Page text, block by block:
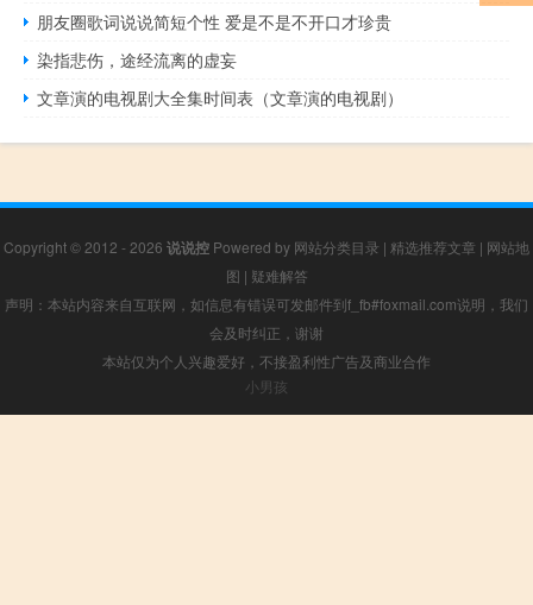
朋友圈歌词说说简短个性 爱是不是不开口才珍贵
染指悲伤，途经流离的虚妄
文章演的电视剧大全集时间表（文章演的电视剧）
Copyright © 2012 - 2026 说说控 Powered by 网站分类目录 | 精选推荐文章 | 网站地
图 | 疑难解答
声明：本站内容来自互联网，如信息有错误可发邮件到f_fb#foxmail.com说明，我们
会及时纠正，谢谢
本站仅为个人兴趣爱好，不接盈利性广告及商业合作
小男孩